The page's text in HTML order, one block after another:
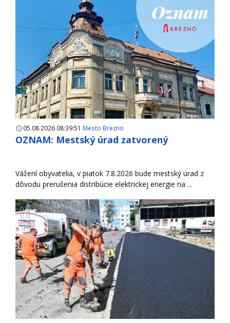
05.08.2026 08:39:51 Mesto Brezno
OZNAM: Mestský úrad zatvorený
Vážení obyvatelia, v piatok 7.8.2026 bude mestský úrad z
dôvodu prerušenia distribúcie elektrickej energie na ...